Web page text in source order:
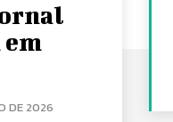
DE 2026